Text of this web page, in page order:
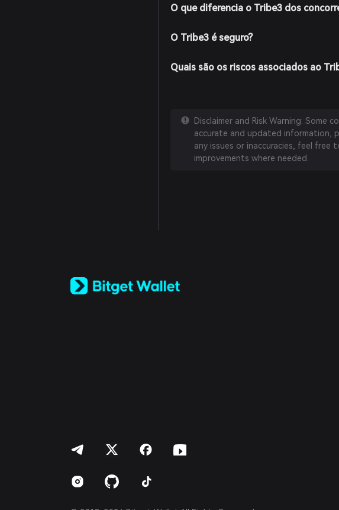
O que diferencia o Tribe3 dos
O Tribe3 é seguro?
Quais são os riscos associados ao
Disclaimer and Risk Warning:
accurate and updated information,
any issues or inaccuracies, feel
improvements where needed.
Español (Latinoamérica)